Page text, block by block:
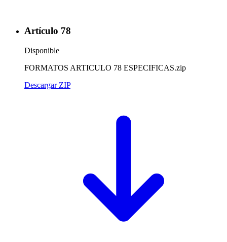
Artículo 78
Disponible
FORMATOS ARTICULO 78 ESPECIFICAS.zip
Descargar ZIP